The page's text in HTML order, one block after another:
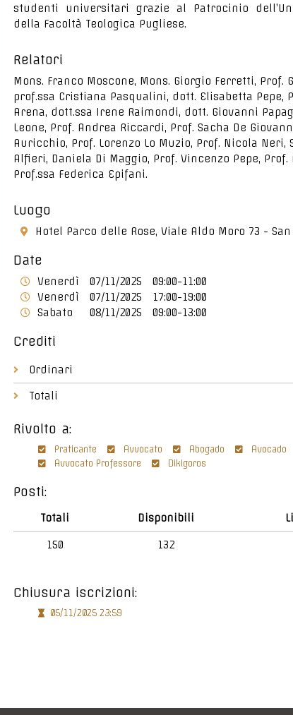
studenti universitari grazie al Patrocinio
della Facoltà Teologica Pugliese.
Relatori
Mons. Franco Moscone, Mons. Giorgio Ferretti, Prof.
prof.ssa Cristiana Pasqualini, dott. Elisabetta Pepe,
Arena, dott.ssa Irene Raimondi, dott. Giovanni
Leone, Prof. Andrea Riccardi, Prof. Sacha De
Auricchio, Prof. Lorenzo Lo Muzio, Prof. Nicola Neri,
Alfieri, Daniela Di Maggio, Prof. Vincenzo Pepe, Prof.
Prof.ssa Federica Epifani.
Luogo
Hotel Parco delle Rose, Viale Aldo Moro 73 -
Date
Venerdì 07/11/2025
09:00-11:00
Venerdì
07/11/2025
17:00-19:00
Sabato
08/11/2025 09:00-13:00
Crediti
Ordinari
Totali
Rivolto a:
Praticante Avvocato Abogado
Avocado
Avvocato Professore
Dikigoros
Posti:
Totali Disponibili
150 132
Chiusura iscrizioni:
05/11/2025 23:59